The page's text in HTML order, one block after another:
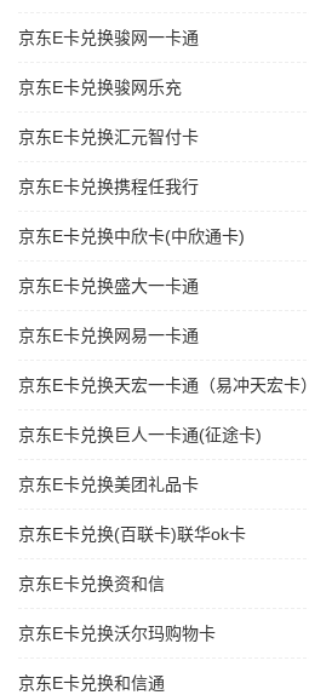
京东E卡兑换骏网一卡通
京东E卡兑换骏网乐充
京东E卡兑换汇元智付卡
京东E卡兑换携程任我行
京东E卡兑换中欣卡(中欣通卡)
京东E卡兑换盛大一卡通
京东E卡兑换网易一卡通
京东E卡兑换天宏一卡通（易冲天宏卡）
京东E卡兑换巨人一卡通(征途卡)
京东E卡兑换美团礼品卡
京东E卡兑换(百联卡)联华ok卡
京东E卡兑换资和信
京东E卡兑换沃尔玛购物卡
京东E卡兑换和信通